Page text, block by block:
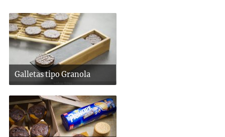
Galletas tipo Granola